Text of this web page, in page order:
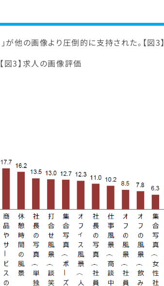
が他の画像より圧倒的に支持された。【図3】
【図3】求人の画像評価